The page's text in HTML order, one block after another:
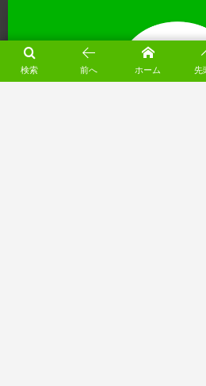
検索 前へ ホーム 先